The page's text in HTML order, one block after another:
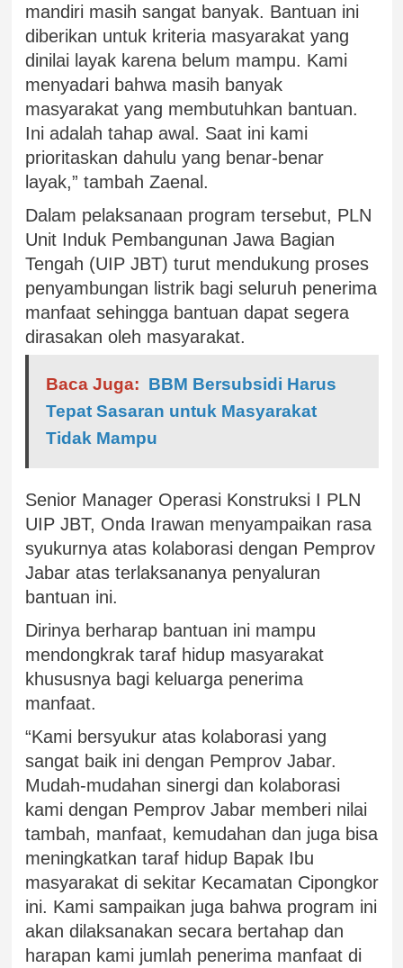
mandiri masih sangat banyak. Bantuan ini
diberikan untuk kriteria masyarakat yang
dinilai layak karena belum mampu. Kami
menyadari bahwa masih banyak
masyarakat yang membutuhkan bantuan.
Ini adalah tahap awal. Saat ini kami
prioritaskan dahulu yang benar-benar
layak,” tambah Zaenal.
Dalam pelaksanaan program tersebut, PLN
Unit Induk Pembangunan Jawa Bagian
Tengah (UIP JBT) turut mendukung proses
penyambungan listrik bagi seluruh penerima
manfaat sehingga bantuan dapat segera
dirasakan oleh masyarakat.
Baca Juga: BBM Bersubsidi Harus
Tepat Sasaran untuk Masyarakat
Tidak Mampu
Senior Manager Operasi Konstruksi I PLN
UIP JBT, Onda Irawan menyampaikan rasa
syukurnya atas kolaborasi dengan Pemprov
Jabar atas terlaksananya penyaluran
bantuan ini.
Dirinya berharap bantuan ini mampu
mendongkrak taraf hidup masyarakat
khususnya bagi keluarga penerima
manfaat.
“Kami bersyukur atas kolaborasi yang
sangat baik ini dengan Pemprov Jabar.
Mudah-mudahan sinergi dan kolaborasi
kami dengan Pemprov Jabar memberi nilai
tambah, manfaat, kemudahan dan juga bisa
meningkatkan taraf hidup Bapak Ibu
masyarakat di sekitar Kecamatan Cipongkor
ini. Kami sampaikan juga bahwa program ini
akan dilaksanakan secara bertahap dan
harapan kami jumlah penerima manfaat di